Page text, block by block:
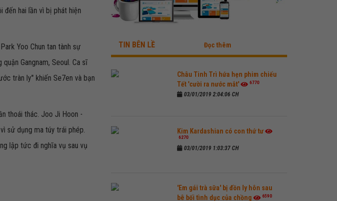
đến hai lần vì bị phát hiện
Yoo Chun tan tành sự
Gangnam, Seoul. Ca sĩ
tràn ly" khiến Se7en và bạn
thoái thác. Joo Ji Hoon -
sử dụng ma túy trái phép.
lập tức đi nghĩa vụ sau vụ
TIN BÊN LỀ Đọc thêm
Châu Tinh Trì hứa hẹn phim chiếu
Tết 'cười ra nước mắt'
6770
03/01/2019 2:04:06 CH
Kim Kardashian có con thứ tư
6270
03/01/2019 1:03:37 CH
'Em gái trà sữa' bị đồn ly hôn sau
bê bối tình dục của chồng
6590